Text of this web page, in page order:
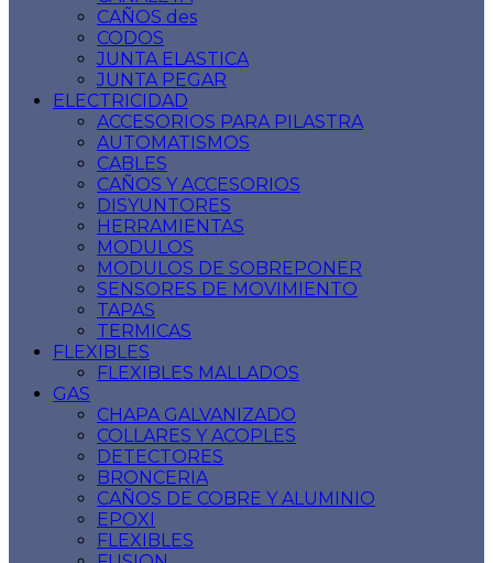
CAÑOS des
CODOS
JUNTA ELASTICA
JUNTA PEGAR
ELECTRICIDAD
ACCESORIOS PARA PILASTRA
AUTOMATISMOS
CABLES
CAÑOS Y ACCESORIOS
DISYUNTORES
HERRAMIENTAS
MODULOS
MODULOS DE SOBREPONER
SENSORES DE MOVIMIENTO
TAPAS
TERMICAS
FLEXIBLES
FLEXIBLES MALLADOS
GAS
CHAPA GALVANIZADO
COLLARES Y ACOPLES
DETECTORES
BRONCERIA
CAÑOS DE COBRE Y ALUMINIO
EPOXI
FLEXIBLES